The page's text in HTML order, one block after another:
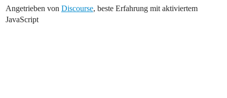
Angetrieben von Discourse, beste Erfahrung mit aktiviertem
JavaScript